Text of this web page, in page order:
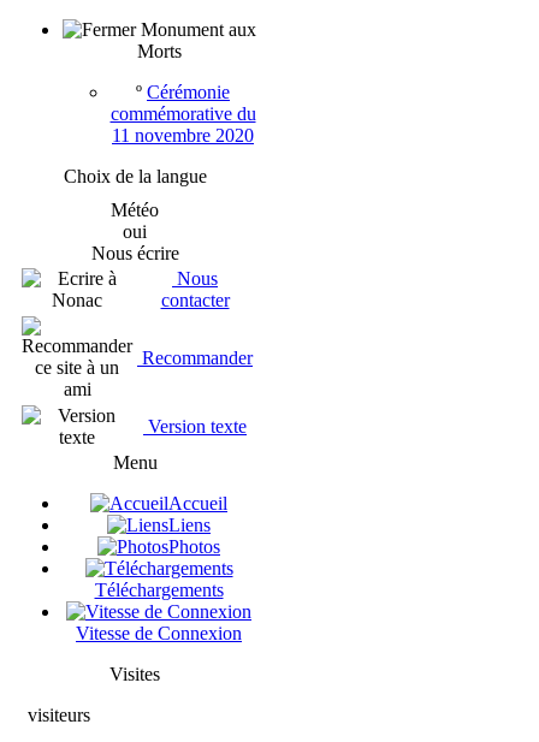
Monument aux
Morts
º Cérémonie
commémorative du
11 novembre 2020
Choix de la langue
Météo
oui
Nous écrire
Nous
contacter
Recommander
Version texte
Menu
Accueil
Liens
Photos
Téléchargements
Vitesse de Connexion
Visites
visiteurs